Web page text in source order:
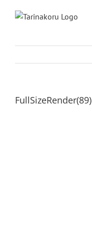
FullSizeRender(89)